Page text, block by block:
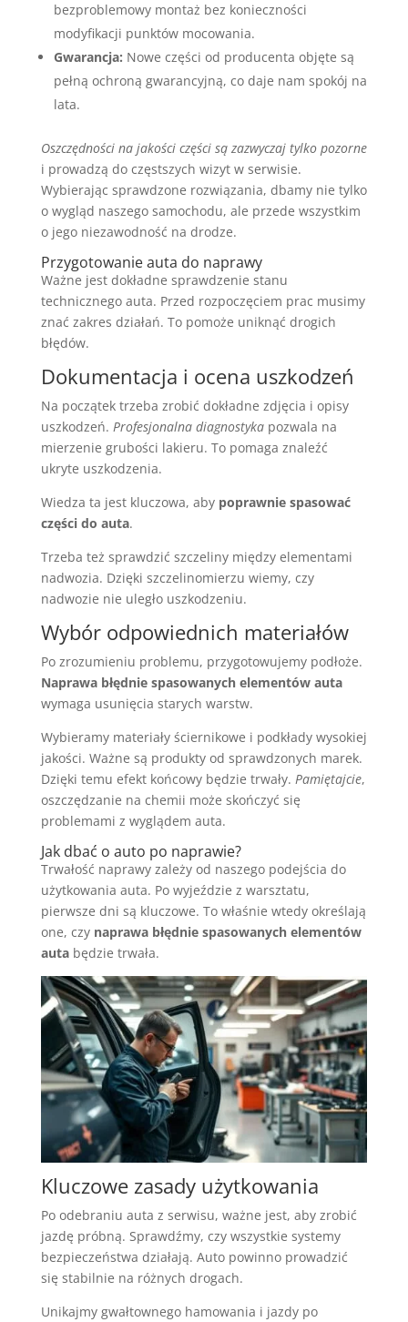
bezproblemowy montaż bez konieczności
modyfikacji punktów mocowania.
Gwarancja: Nowe części od producenta objęte są
pełną ochroną gwarancyjną, co daje nam spokój na
lata.
Oszczędności na jakości części są zazwyczaj tylko pozorne
i prowadzą do częstszych wizyt w serwisie.
Wybierając sprawdzone rozwiązania, dbamy nie tylko
o wygląd naszego samochodu, ale przede wszystkim
o jego niezawodność na drodze.
Przygotowanie auta do naprawy
Ważne jest dokładne sprawdzenie stanu
technicznego auta. Przed rozpoczęciem prac musimy
znać zakres działań. To pomoże uniknąć drogich
błędów.
Dokumentacja i ocena uszkodzeń
Na początek trzeba zrobić dokładne zdjęcia i opisy
uszkodzeń. Profesjonalna diagnostykapozwala na
mierzenie grubości lakieru. To pomaga znaleźć
ukryte uszkodzenia.
Wiedza ta jest kluczowa, aby poprawnie spasować
części do auta.
Trzeba też sprawdzić szczeliny między elementami
nadwozia. Dzięki szczelinomierzu wiemy, czy
nadwozie nie uległo uszkodzeniu.
Wybór odpowiednich materiałów
Po zrozumieniu problemu, przygotowujemy podłoże.
Naprawa błędnie spasowanych elementów auta
wymaga usunięcia starych warstw.
Wybieramy materiały ściernikowe i podkłady wysokiej
jakości. Ważne są produkty od sprawdzonych marek.
Dzięki temu efekt końcowy będzie trwały. Pamiętajcie,
oszczędzanie na chemii może skończyć się
problemami z wyglądem auta.
Jak dbać o auto po naprawie?
Trwałość naprawy zależy od naszego podejścia do
użytkowania auta. Po wyjeździe z warsztatu,
pierwsze dni są kluczowe. To właśnie wtedy określają
one, czy naprawa błędnie spasowanych elementów
autabędzie trwała.
Kluczowe zasady użytkowania
Po odebraniu auta z serwisu, ważne jest, aby zrobić
jazdę próbną. Sprawdźmy, czy wszystkie systemy
bezpieczeństwa działają. Auto powinno prowadzić
się stabilnie na różnych drogach.
Unikajmy gwałtownego hamowania i jazdy po